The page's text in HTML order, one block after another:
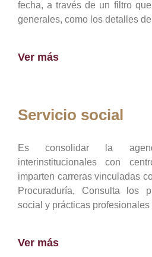
fecha, a través de un filtro
generales, como los detalles
Ver más
Servicio social
Es consolidar la
interinstitucionales con
imparten carreras vinculadas
Procuraduría, Consulta los
social y prácticas profesionales
Ver más